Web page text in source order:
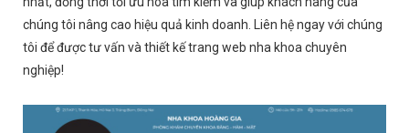
chúng tôi nâng cao hiệu quả kinh doanh. Liên hệ ngay với chúng
tôi để được tư vấn và thiết kế trang web nha khoa chuyên
nghiệp!